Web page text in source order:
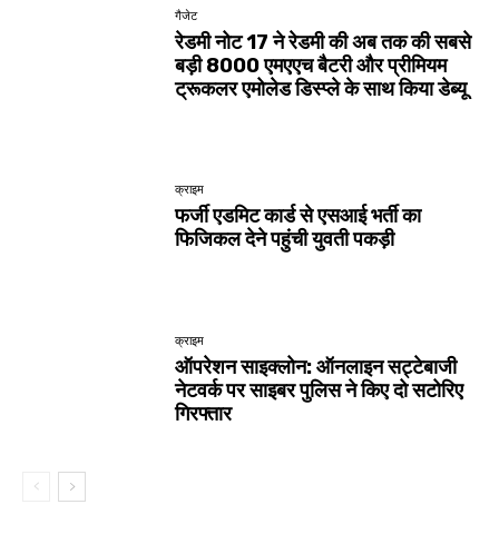
गैजेट
रेडमी नोट 17 ने रेडमी की अब तक की सबसे
बड़ी 8000 एमएएच बैटरी और प्रीमियम
ट्रूकलर एमोलेड डिस्प्ले के साथ किया डेब्यू
क्राइम
फर्जी एडमिट कार्ड से एसआई भर्ती का
फिजिकल देने पहुंची युवती पकड़ी
क्राइम
ऑपरेशन साइक्लोन: ऑनलाइन सट्टेबाजी
नेटवर्क पर साइबर पुलिस ने किए दो सटोरिए
गिरफ्तार